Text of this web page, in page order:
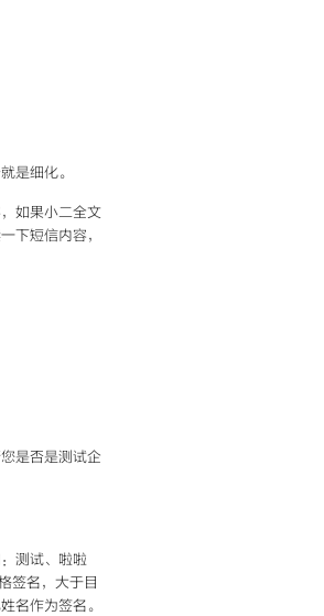
是细化。
如果小二全文
下短信内容，
是否是测试企
测试、啦啦
签名，大于目
名作为签名。